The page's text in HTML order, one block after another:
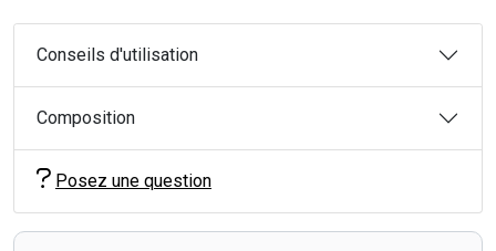
Conseils d'utilisation
Composition
Posez une question